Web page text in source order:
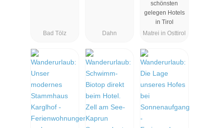
Bad Tölz Dahn
schönsten
gelegen Hotels
in Tirol
Matrei in Osttirol